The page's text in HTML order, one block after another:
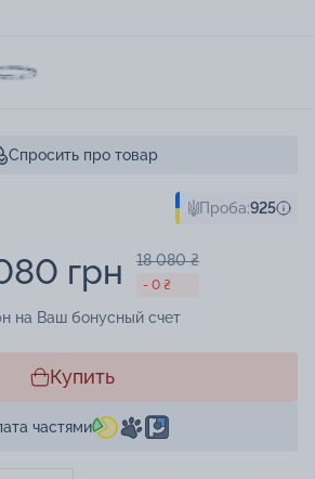
Спросить про товар
Проба:925
грн 18 080 ₴
- 0 ₴
на Ваш бонусный счет
Купить
частями